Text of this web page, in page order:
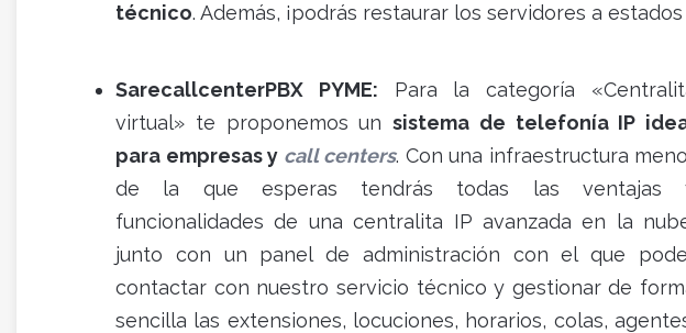
técnico. Además, ¡podrás restaurar los servidores a
SarecallcenterPBX PYME: Para la categoría
virtual» te proponemos un sistema de telefonía IP
para empresas y call centers. Con una infraestructura
de la que esperas tendrás todas las ventajas
funcionalidades de una centralita IP avanzada en la
junto con un panel de administración con el que
contactar con nuestro servicio técnico y gestionar de
sencilla las extensiones, locuciones, horarios, colas,